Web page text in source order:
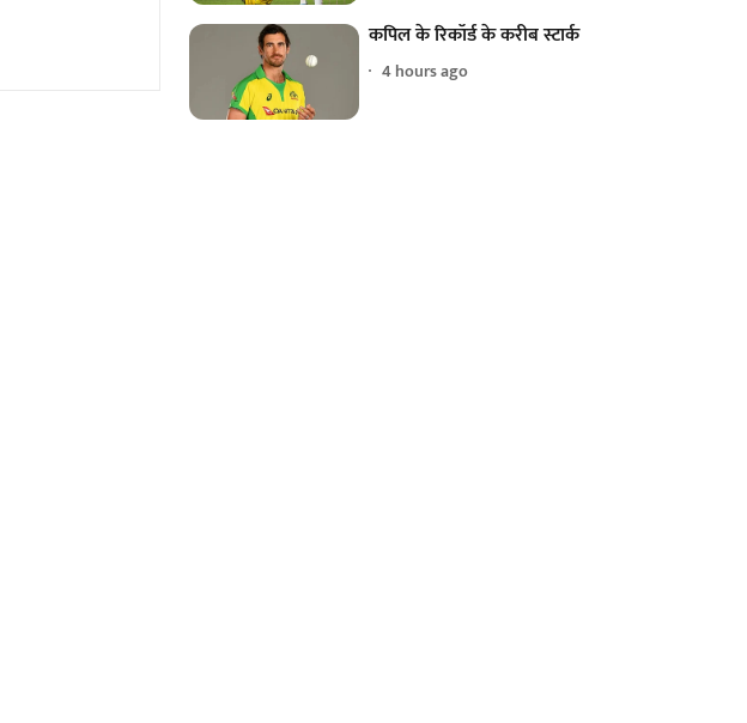
कपिल के रिकॉर्ड के करीब स्टार्क
4 hours ago